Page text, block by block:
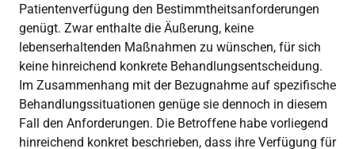
Patientenverfügung den Bestimmtheitsanforderungen
genügt. Zwar enthalte die Äußerung, keine
lebenserhaltenden Maßnahmen zu wünschen, für sich
keine hinreichend konkrete Behandlungsentscheidung.
Im Zusammenhang mit der Bezugnahme auf spezifische
Behandlungssituationen genüge sie dennoch in diesem
Fall den Anforderungen. Die Betroffene habe vorliegend
hinreichend konkret beschrieben, dass ihre Verfügung für